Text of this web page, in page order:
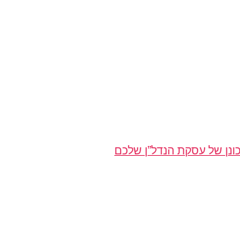
של עסקת הנדל”ן שלכם